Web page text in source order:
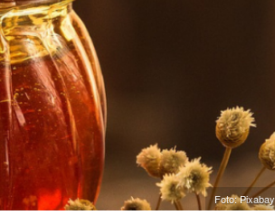
Foto: Pixabay